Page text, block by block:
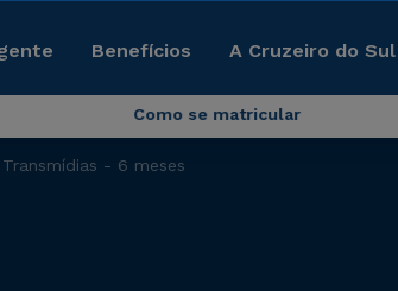
Benefícios A Cruzeiro do
Como se matricular
- 6 meses